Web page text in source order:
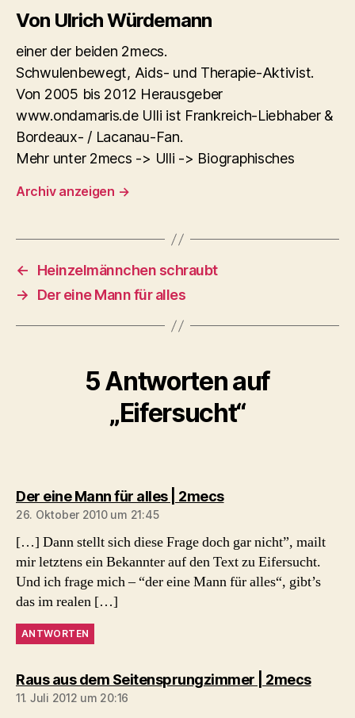
Von Ulrich Würdemann
einer der beiden 2mecs.
Schwulenbewegt, Aids- und Therapie-Aktivist.
Von 2005 bis 2012 Herausgeber
www.ondamaris.de Ulli ist Frankreich-Liebhaber &
Bordeaux- / Lacanau-Fan.
Mehr unter 2mecs -> Ulli -> Biographisches
Archiv anzeigen →
←
Heinzelmännchen schraubt
→
Der eine Mann für alles
5 Antworten auf
„Eifersucht“
Der eine Mann für alles | 2mecssagt:
26. Oktober 2010 um 21:45
[…] Dann stellt sich diese Frage doch gar nicht”, mailt
mir letztens ein Bekannter auf den Text zu Eifersucht.
Und ich frage mich – “der eine Mann für alles“, gibt’s
das im realen […]
ANTWORTEN
Raus aus dem Seitensprungzimmer | 2mecssagt:
11. Juli 2012 um 20:16